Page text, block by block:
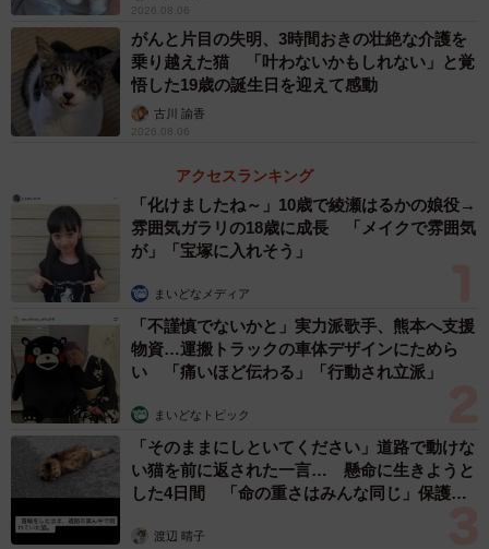
2026.08.06
がんと片目の失明、3時間おきの壮絶な介護を
乗り越えた猫 「叶わないかもしれない」と覚
悟した19歳の誕生日を迎えて感動
古川 諭香
2026.08.06
アクセスランキング
「化けましたね～」10歳で綾瀬はるかの娘役→
雰囲気ガラリの18歳に成長 「メイクで雰囲気
が」「宝塚に入れそう」
まいどなメディア
「不謹慎でないかと」実力派歌手、熊本へ支援
物資…運搬トラックの車体デザインにためら
い 「痛いほど伝わる」「行動され立派」
まいどなトピック
「そのままにしといてください」道路で動けな
い猫を前に返された一言… 懸命に生きようと
した4日間 「命の重さはみんな同じ」保護団
渡辺 晴子